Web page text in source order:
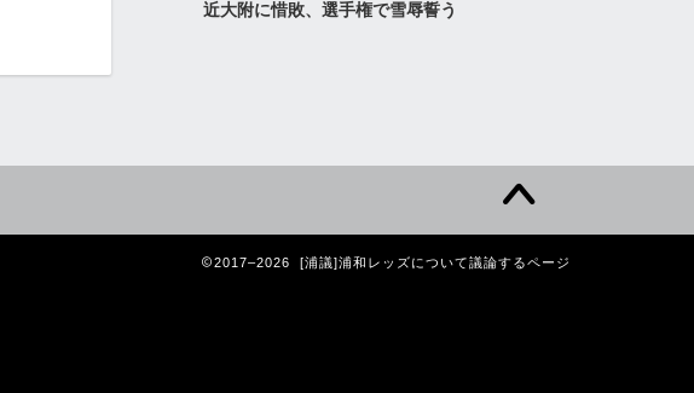
近大附に惜敗、選手権で雪辱誓う
2017–2026 [浦議]浦和レッズについて議論するページ